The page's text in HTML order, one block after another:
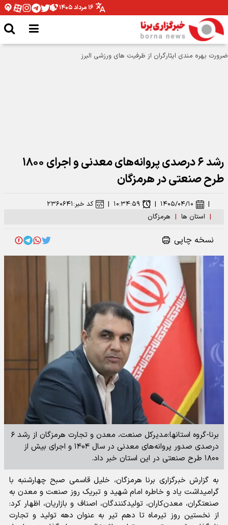
۱۶ مرداد ۱۴۰۵
رشد ۶ درصدی پروانه‌های معدنی و اجرای ۱۸۰۰
طرح صنعتی در هرمزگان
| استان ها | هرمزگان
| ۱۴۰۵/۰۴/۱۰ | ۱۰:۳۴:۵۹ | کد خبر:۲۳۶۰۶۴۱
نسخه چاپی
برنا-گروه استانها:مدیرکل صنعت، معدن و تجارت هرمزگان از رشد ۶
درصدی صدور پروانه‌های معدنی در سال ۱۴۰۴ و اجرای بیش از
۱۸۰۰ طرح صنعتی در این استان خبر داد.
به گزارش خبرگزاری برنا هرمزگان، خلیل قاسمی صبح چهارشنبه با
گرامیداشت یاد و خاطره امام شهید و تبریک روز صنعت و معدن به
صنعتگران، معدن‌کاران، تولیدکنندگان، اصناف و بازاریان، اظهار کرد:
از نخستین روز تیرماه تا دهم تیر به عنوان دهه تولید و تجارت